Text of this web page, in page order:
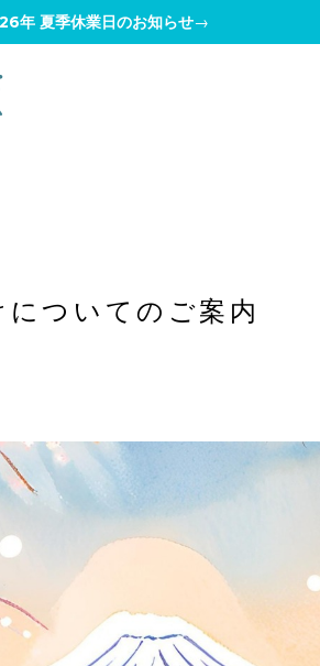
年 夏季休業日のお知らせ→
についてのご案内